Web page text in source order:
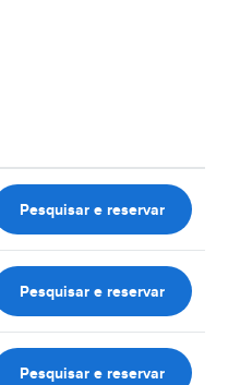
Pesquisar e reservar
Pesquisar e reservar
Pesquisar e reservar